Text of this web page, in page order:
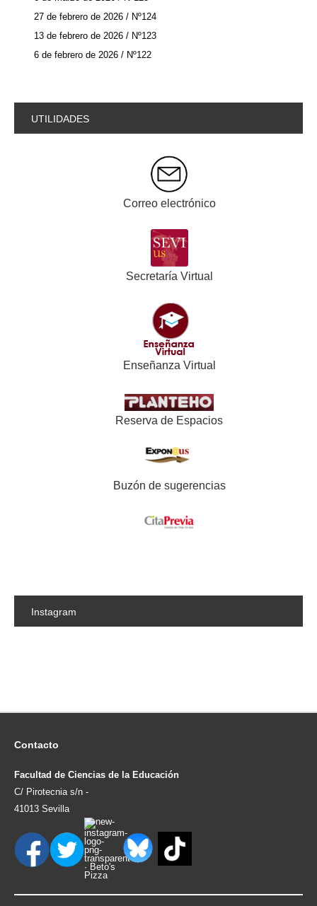
27 de febrero de 2026 / Nº124
13 de febrero de 2026 / Nº123
6 de febrero de 2026 / Nº122
UTILIDADES
Correo electrónico
Secretaría Virtual
Enseñanza Virtual
Reserva de Espacios
Buzón de sugerencias
Instagram
Contacto
Facultad de Ciencias de la Educación
C/ Pirotecnia s/n -
41013 Sevilla